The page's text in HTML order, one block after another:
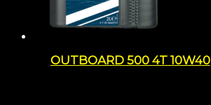
OUTBOARD 500 4T 10W40